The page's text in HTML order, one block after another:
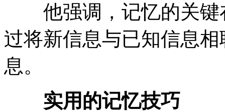
他强调，记忆的关键
过将新信息与已知信息
息。
实用的记忆技巧